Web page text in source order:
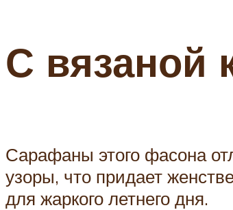
С вязаной
Сарафаны этого фасона
узоры, что придает
для жаркого летнего дня.